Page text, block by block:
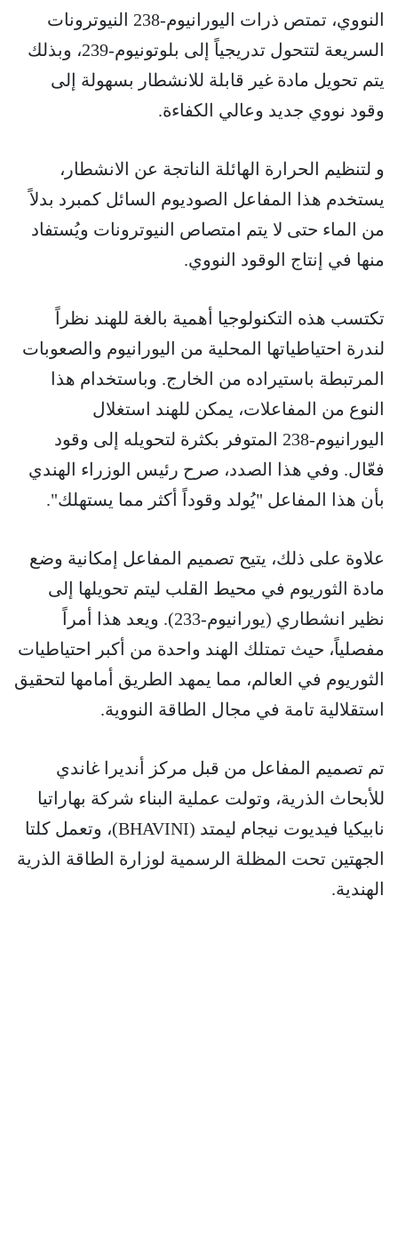
النووي، تمتص ذرات اليورانيوم-238 النيوترونات
السريعة لتتحول تدريجياً إلى بلوتونيوم-239، وبذلك
يتم تحويل مادة غير قابلة للانشطار بسهولة إلى
وقود نووي جديد وعالي الكفاءة.
و لتنظيم الحرارة الهائلة الناتجة عن الانشطار،
يستخدم هذا المفاعل الصوديوم السائل كمبرد بدلاً
من الماء حتى لا يتم امتصاص النيوترونات ويُستفاد
منها في إنتاج الوقود النووي.
تكتسب هذه التكنولوجيا أهمية بالغة للهند نظراً
لندرة احتياطياتها المحلية من اليورانيوم والصعوبات
المرتبطة باستيراده من الخارج. وباستخدام هذا
النوع من المفاعلات، يمكن للهند استغلال
اليورانيوم-238 المتوفر بكثرة لتحويله إلى وقود
فعّال. وفي هذا الصدد، صرح رئيس الوزراء الهندي
بأن هذا المفاعل "يُولد وقوداً أكثر مما يستهلك".
علاوة على ذلك، يتيح تصميم المفاعل إمكانية وضع
مادة الثوريوم في محيط القلب ليتم تحويلها إلى
نظير انشطاري (يورانيوم-233). ويعد هذا أمراً
مفصلياً، حيث تمتلك الهند واحدة من أكبر احتياطيات
الثوريوم في العالم، مما يمهد الطريق أمامها لتحقيق
استقلالية تامة في مجال الطاقة النووية.
تم تصميم المفاعل من قبل مركز أنديرا غاندي
للأبحاث الذرية، وتولت عملية البناء شركة بهاراتيا
نابيكيا فيديوت نيجام ليمتد (BHAVINI)، وتعمل كلتا
الجهتين تحت المظلة الرسمية لوزارة الطاقة الذرية
الهندية.